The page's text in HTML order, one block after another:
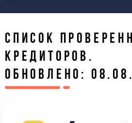
СПИСОК
КРЕДИТОРОВ.
ОБНОВЛЕНО: